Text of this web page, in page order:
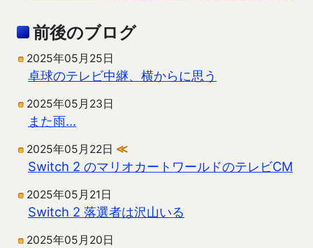
前後のブログ
2025年05月25日
卓球のテレビ中継、横からに思う
2025年05月23日
また雨…
2025年05月22日 ≪
Switch 2 のマリオカートワールドのテレビCM
2025年05月21日
Switch 2 落選者は沢山いる
2025年05月20日